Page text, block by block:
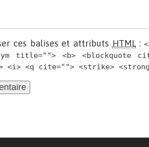
ces balises et attributs HTML:
title=""> <b> <blockquote
<i> <q cite=""> <strike>